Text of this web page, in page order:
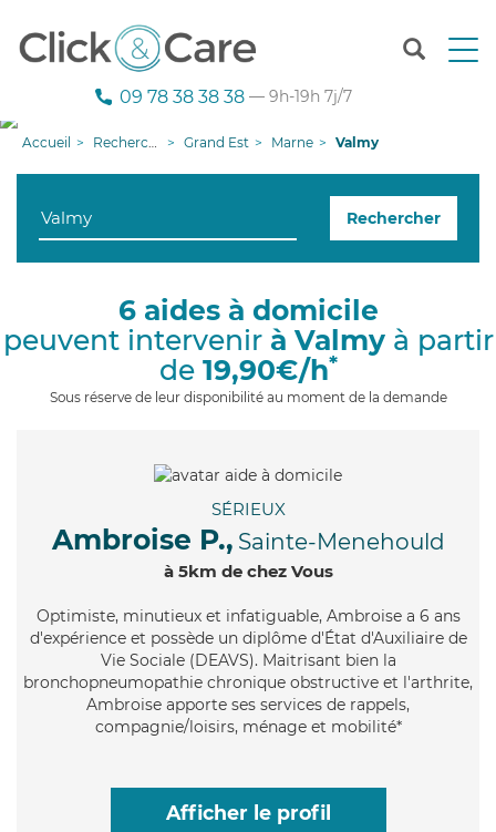
T
n
g
i
09 78 38 38 38 — 9h-19h 7j/7
Accueil Recherche aide à domicile Grand Est Marne Valmy
Rechercher
6 aides à domicile
peuvent intervenir à Valmyà partir
de 19,90€/h*
Sous réserve de leur disponibilité au moment de la demande
SÉRIEUX
Ambroise P., Sainte-Menehould
à 5km de chez Vous
Optimiste, minutieux et infatiguable, Ambroise a 6 ans
d'expérience et possède un diplôme d'État d'Auxiliaire de
Vie Sociale (DEAVS). Maitrisant bien la
bronchopneumopathie chronique obstructive et l'arthrite,
Ambroise apporte ses services de rappels,
compagnie/loisirs, ménage et mobilité*
Afficher le profil